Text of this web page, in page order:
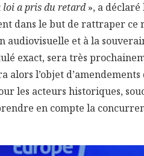
loi a pris du retard», a déclaré
dans le but de rattraper ce
et à la
exact, sera très
alors l’objet
les acteurs historiques,
en compte la